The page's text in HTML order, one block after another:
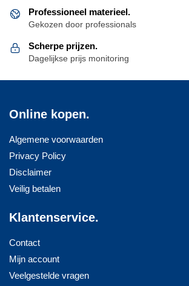
Professioneel materieel.
Gekozen door professionals
Scherpe prijzen.
Dagelijkse prijs monitoring
Online kopen.
Algemene voorwaarden
Privacy Policy
Disclaimer
Veilig betalen
Klantenservice.
Contact
Mijn account
Veelgestelde vragen